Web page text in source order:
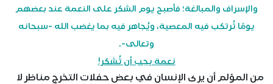
والإسراف والمبالغة؛ فأصبح يوم الشكر على النعمة عند بعضهم
يومًا تُرتكب فيه المعصية، ويُجاهر فيه بما يغضب الله -سبحانه
وتعالى-.
نعمة يجب أن تُشكر!
من المؤلم أن يرى الإنسان في بعض حفلات التخرج مناظر لا